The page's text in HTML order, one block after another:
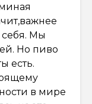
себя. Мы
Но пиво
есть.
в мире